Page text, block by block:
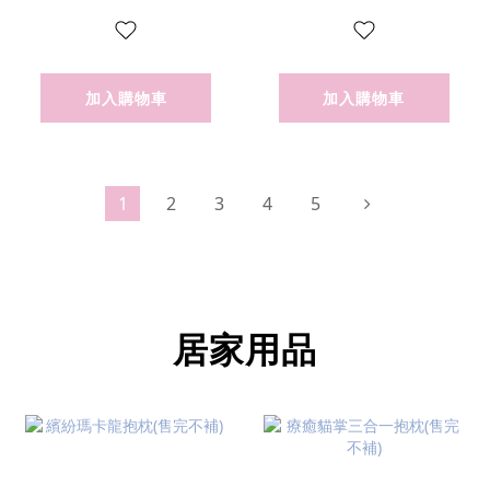
加入購物車 加入購物車
1 2 3 4 5
居家用品